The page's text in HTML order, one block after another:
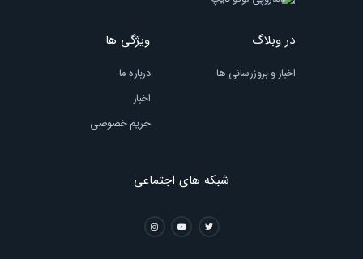
در وبلاگ
اخبار و بروزرسانی ها
ویژگی ها
درباره ما
اخبار
حریم خصوصی
شبکه های اجتماعی